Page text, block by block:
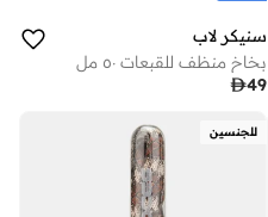
سنيكر لاب
بخاخ منظف للقبعات ٥٠ مل
49
للجنسين